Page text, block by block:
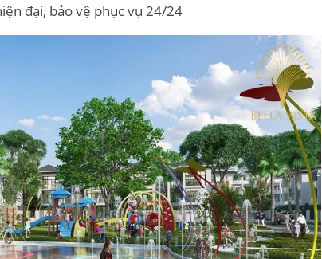
đại, bảo vệ phục vụ 24/24